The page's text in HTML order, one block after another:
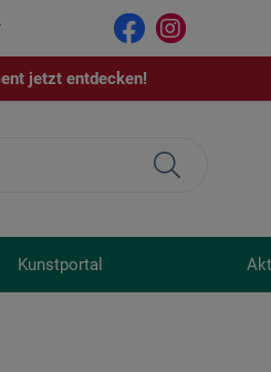
jetzt entdecken!
Kunstportal